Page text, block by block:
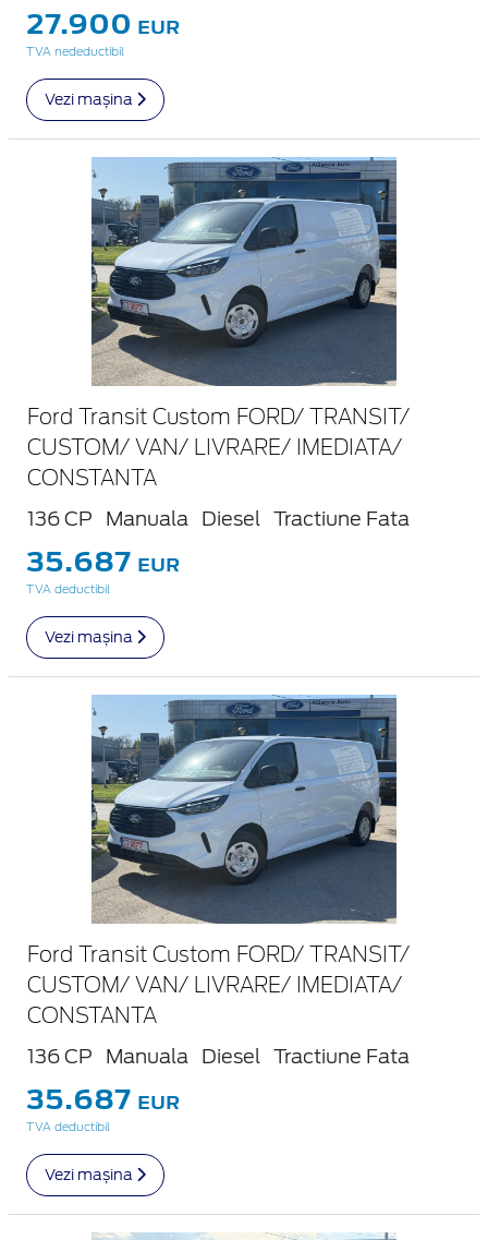
27.900 EUR
TVA nedeductibil
Vezi mașina
Ford Transit Custom FORD/ TRANSIT/
CUSTOM/ VAN/ LIVRARE/ IMEDIATA/
CONSTANTA
136 CP Manuala Diesel Tractiune Fata
35.687 EUR
TVA deductibil
Vezi mașina
Ford Transit Custom FORD/ TRANSIT/
CUSTOM/ VAN/ LIVRARE/ IMEDIATA/
CONSTANTA
136 CP Manuala Diesel Tractiune Fata
35.687 EUR
TVA deductibil
Vezi mașina